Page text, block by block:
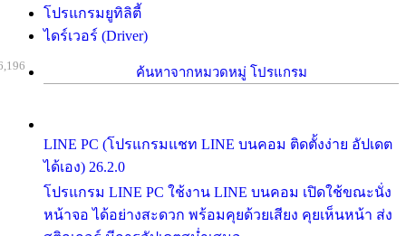
โปรแกรมยูทิลิตี้
ไดร์เวอร์ (Driver)
ค้นหาจากหมวดหมู่ โปรแกรม
LINE PC (โปรแกรมแชท LINE บนคอม ติดตั้งง่าย อัปเดต
ได้เอง) 26.2.0
โปรแกรม LINE PC ใช้งาน LINE บนคอม เปิดใช้ขณะนั่ง
หน้าจอ ได้อย่างสะดวก พร้อมคุยด้วยเสียง คุยเห็นหน้า ส่ง